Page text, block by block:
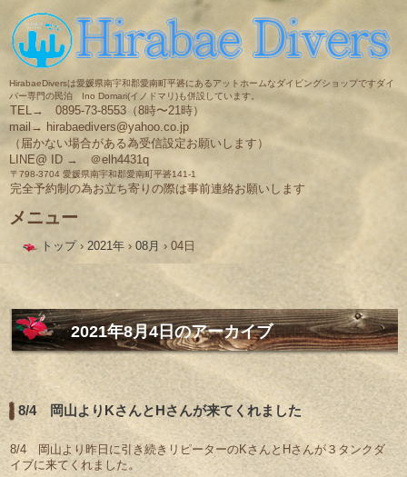
HirabaeDiversは愛媛県南宇和郡愛南町平碆にあるアットホームなダイビングショップですダイ
バー専門の民泊 Ino Domari(イノドマリ)も併設しています。
TEL→ 0895-73-8553（8時〜21時）
mail→ hirabaedivers@yahoo.co.jp
（届かない場合がある為受信設定お願いします）
LINE@ ID → ＠elh4431q
〒798-3704 愛媛県南宇和郡愛南町平碆141-1
完全予約制の為お立ち寄りの際は事前連絡お願いします
メニュー
へ
ス
キ
ッ
プ
トップ › 2021年 › 08月 › 04日
2021年8月4日のアーカイブ
8/4 岡山よりKさんとHさんが来てくれました
8/4 岡山より昨日に引き続きリピーターのKさんとHさんが３タンクダ
イブに来てくれました。